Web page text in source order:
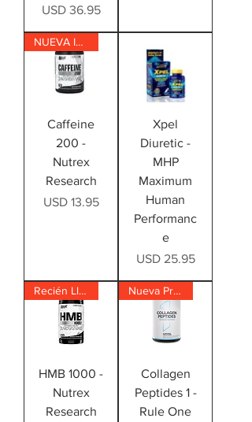
Precio
USD 36.95
NUEVA IMAGEN!
Caffeine
200 -
Nutrex
Research
Precio
USD 13.95
Xpel
Diuretic -
MHP
Maximum
Human
Performanc
e
Precio
USD 25.95
Recién Llegado!
HMB 1000 -
Nutrex
Research
Nueva Presentación!
Collagen
Peptides 1 -
Rule One